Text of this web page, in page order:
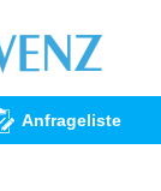
Anfrageliste